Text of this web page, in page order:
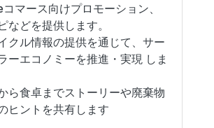
コマース向けプロモーション、
などを提供します。
クル情報の提供を通じて、サー
ーエコノミーを推進・実現 しま
ら食卓までストーリーや廃棄物
ヒントを共有します